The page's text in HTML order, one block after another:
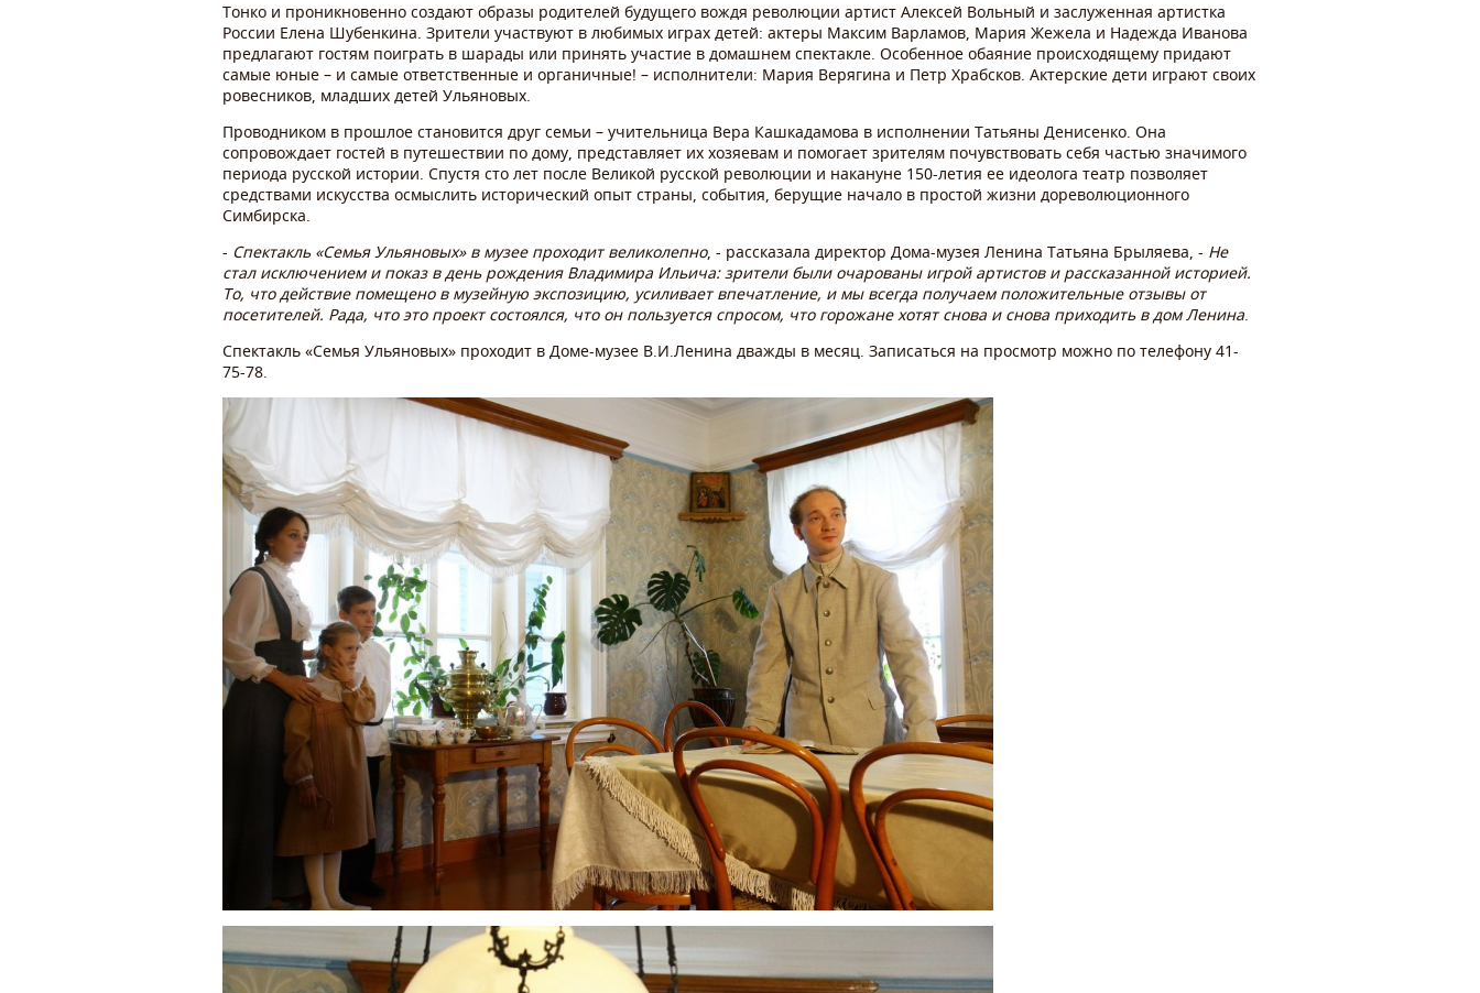
Тонко и проникновенно создают образы родителей будущего вождя революции артист Алексей Вольный и заслуженная артистка
России Елена Шубенкина. Зрители участвуют в любимых играх детей: актеры Максим Варламов, Мария Жежела и Надежда Иванова
предлагают гостям поиграть в шарады или принять участие в домашнем спектакле. Особенное обаяние происходящему придают
самые юные – и самые ответственные и органичные! – исполнители: Мария Верягина и Петр Храбсков. Актерские дети играют своих
ровесников, младших детей Ульяновых.
Проводником в прошлое становится друг семьи – учительница Вера Кашкадамова в исполнении Татьяны Денисенко. Она
сопровождает гостей в путешествии по дому, представляет их хозяевам и помогает зрителям почувствовать себя частью значимого
периода русской истории. Спустя сто лет после Великой русской революции и накануне 150-летия ее идеолога театр позволяет
средствами искусства осмыслить исторический опыт страны, события, берущие начало в простой жизни дореволюционного
Симбирска.
- Спектакль «Семья Ульяновых» в музее проходит великолепно, - рассказала директор Дома-музея Ленина Татьяна Брыляева, - Не
стал исключением и показ в день рождения Владимира Ильича: зрители были очарованы игрой артистов и рассказанной историей.
То, что действие помещено в музейную экспозицию, усиливает впечатление, и мы всегда получаем положительные отзывы от
посетителей. Рада, что это проект состоялся, что он пользуется спросом, что горожане хотят снова и снова приходить в дом Ленина.
Спектакль «Семья Ульяновых» проходит в Доме-музее В.И.Ленина дважды в месяц. Записаться на просмотр можно по телефону 41-
75-78.